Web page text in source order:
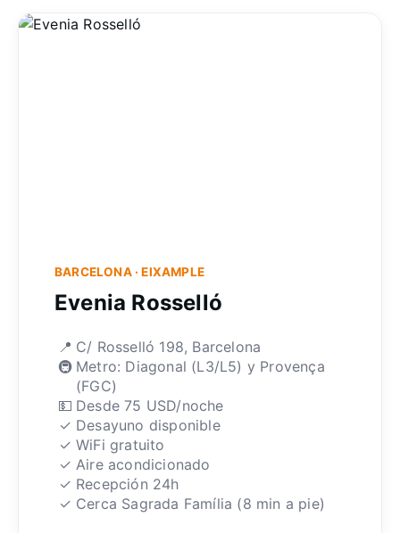
BARCELONA · EIXAMPLE
Evenia Rosselló
📍 C/ Rosselló 198, Barcelona
🚇 Metro: Diagonal (L3/L5) y Provença
(FGC)
💵 Desde 75 USD/noche
✓ Desayuno disponible
✓ WiFi gratuito
✓ Aire acondicionado
✓ Recepción 24h
✓ Cerca Sagrada Família (8 min a pie)